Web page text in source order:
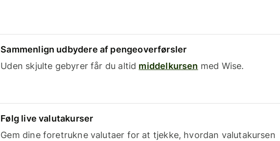
Sammenlign udbydere af pengeoverførsler
Uden skjulte gebyrer får du altid middelkursen med Wise.
Følg live valutakurser
Gem dine foretrukne valutaer for at tjekke, hvordan valutakursen